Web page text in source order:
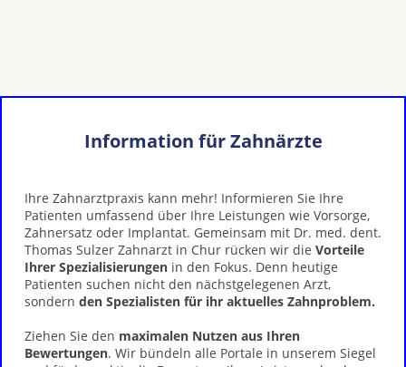
Information für Zahnärzte
Ihre Zahnarztpraxis kann mehr! Informieren Sie Ihre
Patienten umfassend über Ihre Leistungen wie Vorsorge,
Zahnersatz oder Implantat. Gemeinsam mit Dr. med. dent.
Thomas Sulzer Zahnarzt in Chur rücken wir die Vorteile
Ihrer Spezialisierungen in den Fokus. Denn heutige
Patienten suchen nicht den nächstgelegenen Arzt,
sondern den Spezialisten für ihr aktuelles Zahnproblem.
Ziehen Sie den maximalen Nutzen aus Ihren
Bewertungen. Wir bündeln alle Portale in unserem Siegel